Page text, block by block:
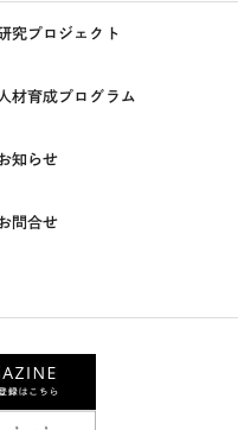
究プロジェクト
人材育成プログラム
知らせ
問合せ